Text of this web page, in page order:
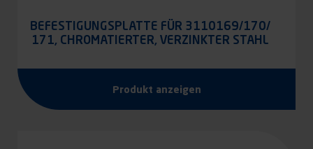
BEFESTIGUNGSPLATTE FÜR 3110169/170/
171, CHROMATIERTER, VERZINKTER STAHL
Produkt anzeigen